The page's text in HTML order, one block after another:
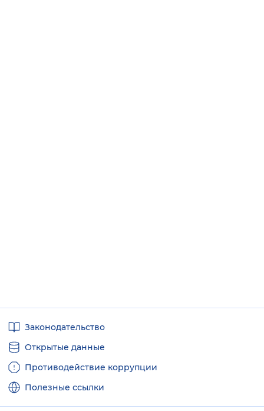
ссылкиЗаконодательство
Открытые данные
Противодействие коррупции
Полезные ссылки